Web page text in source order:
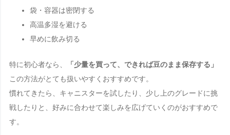
袋・容器は密閉する
高温多湿を避ける
早めに飲み切る
特に初心者なら、
「少量を買って、できれば豆のまま保存する」
この方法がとても扱いやすくおすすめです。
慣れてきたら、キャニスターを試したり、少し上のグレードに挑
戦したりと、好みに合わせて楽しみを広げていくのがおすすめで
す。